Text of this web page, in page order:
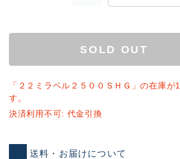
SOLD OUT
「２２ミラベル２５００ＳＨＧ」の在庫が
す。
決済利用不可: 代金引換
送料・お届けについて